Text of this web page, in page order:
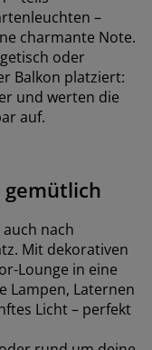
–
charmante Note.
oder
Balkon platziert:
und werten die
auf.
nach
Mit dekorativen
Lounge in eine
Lampen, Laternen
Licht – perfekt